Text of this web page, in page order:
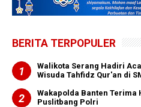
BERITA TERPOPULER
Walikota Serang Hadiri
Wisuda Tahfidz Qur'an di
Wakapolda Banten
Puslitbang Polri